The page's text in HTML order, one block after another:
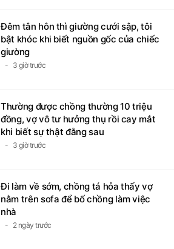
Đêm tân hôn thì giường cưới sập, tôi
bật khóc khi biết nguồn gốc của chiếc
giường
3 giờ trước
Thường được chồng thường 10 triệu
đồng, vợ vô tư hưởng thụ rồi cay mắt
khi biết sự thật đằng sau
3 giờ trước
Đi làm về sớm, chồng tá hỏa thấy vợ
nằm trên sofa để bố chồng làm việc
nhà
2 ngày trước